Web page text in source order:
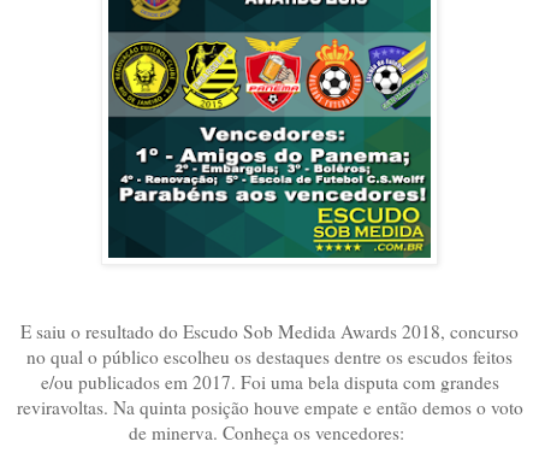
E saiu o resultado do Escudo Sob Medida Awards 2018, concurso
no qual o público escolheu os destaques dentre os escudos feitos
e/ou publicados em 2017. Foi uma bela disputa com grandes
reviravoltas. Na quinta posição houve empate e então demos o voto
de minerva. Conheça os vencedores: